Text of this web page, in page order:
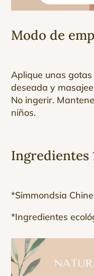
Modo de
Aplique unas
deseada y
No ingerir.
niños.
Ingredientes
*Simmondsia
*Ingredientes